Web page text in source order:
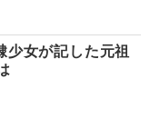
少女が記した元祖